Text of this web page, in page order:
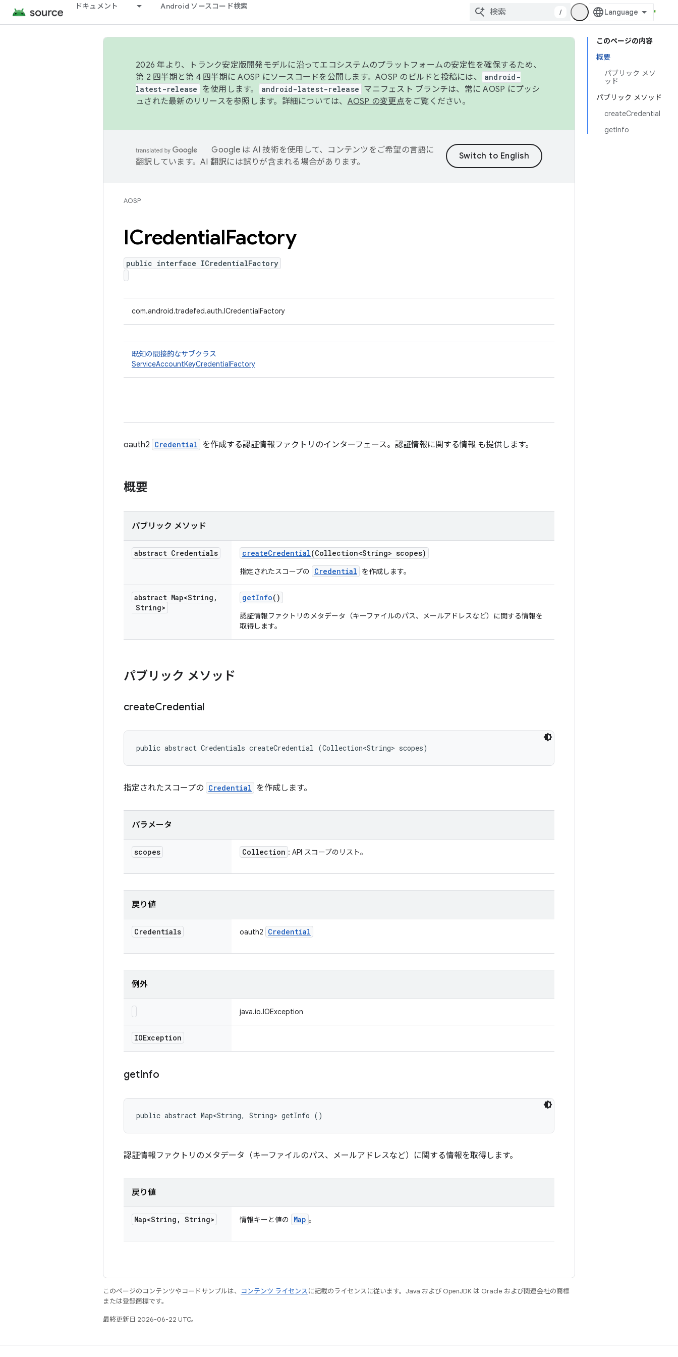
ドキュメント Android ソースコード検索
/
このページの内容
概要
パブリック メソ
ッド
パブリック メソッド
createCredential
getInfo
2026 年より、トランク安定版開発モデルに沿ってエコシステムのプラットフォームの安定性を確保するため、
第 2 四半期と第 4 四半期に AOSP にソースコードを公開します。AOSP のビルドと投稿には、
android-
latest-release
を使用します。 android-latest-release マニフェスト ブランチは、常に AOSP にプッシ
ュされた最新のリリースを参照します。詳細については、 AOSP の変更点をご覧ください。
Google は AI 技術を使用して、コンテンツをご希望の言語に
翻訳しています。AI 翻訳には誤りが含まれる場合があります。
AOSP
ICredentialFactory
public interface ICredentialFactory
com.android.tradefed.auth.ICredentialFactory
既知の間接的なサブクラス
ServiceAccountKeyCredentialFactory
oauth2 Credential を作成する認証情報ファクトリのインターフェース。認証情報に関する情報 も提供します。
概要
パブリック メソッド
abstract Credentials createCredential(Collection<String> scopes)
指定されたスコープの Credential を作成します。
abstract Map<String ,
String>
getInfo()
認証情報ファクトリのメタデータ（キーファイルのパス、メールアドレスなど）に関する情報を
取得します。
パブリック メソッド
createCredential
public abstract Credentials createCredential (Collection<String> scopes)
指定されたスコープの Credential を作成します。
パラメータ
scopes Collection : API スコープのリスト。
戻り値
Credentials oauth2 Credential
例外
java.io.IOException
IOException
getInfo
public abstract Map<String, String> getInfo ()
認証情報ファクトリのメタデータ（キーファイルのパス、メールアドレスなど）に関する情報を取得します。
戻り値
Map<String , String> 情報キーと値の Map 。
このページのコンテンツやコードサンプルは、 コンテンツ ライセンスに記載のライセンスに従います。Java および OpenJDK は Oracle および関連会社の商標
または登録商標です。
最終更新日 2026-06-22 UTC。